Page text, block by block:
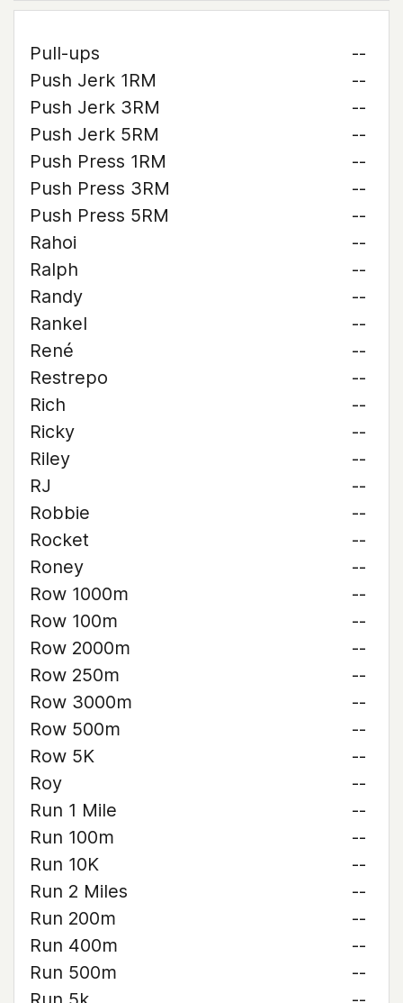
Pull-ups
--
Push Jerk 1RM
--
Push Jerk 3RM
--
Push Jerk 5RM
--
Push Press 1RM
--
Push Press 3RM
--
Push Press 5RM
--
Rahoi
--
Ralph
--
Randy
--
Rankel
--
René
--
Restrepo
--
Rich
--
Ricky
--
Riley
--
RJ
--
Robbie
--
Rocket
--
Roney
--
Row 1000m
--
Row 100m
--
Row 2000m
--
Row 250m
--
Row 3000m
--
Row 500m
--
Row 5K
--
Roy
--
Run 1 Mile
--
Run 100m
--
Run 10K
--
Run 2 Miles
--
Run 200m
--
Run 400m
--
Run 500m
--